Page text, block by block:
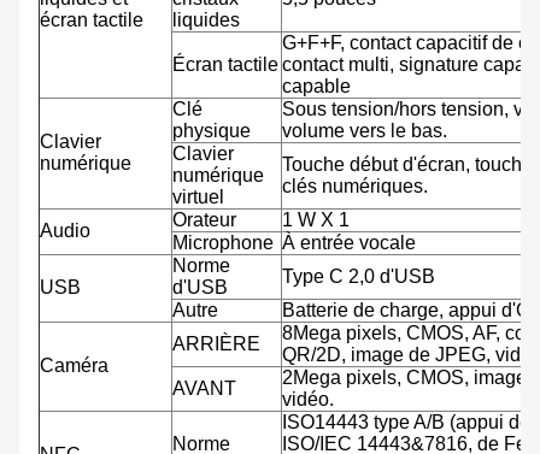
écran tactile
liquides
Écran tactile
G+F+F, contact capacitif de
contact multi, signature
capable
Clavier
numérique
Clé
physique
Sous tension/hors tension,
volume vers le bas.
Clavier
numérique
virtuel
Touche début d'écran, touche
clés numériques.
Audio
Orateur
1 W X 1
Microphone À entrée vocale
USB
Norme
d'USB
Type C 2,0 d'USB
Autre
Batterie de charge, appui
Caméra
ARRIÈRE
8Mega pixels, CMOS, AF,
QR/2D, image de JPEG,
AVANT
2Mega pixels, CMOS, image
vidéo.
Norme
ISO14443 type A/B (appui de
ISO/IEC 14443&7816, de